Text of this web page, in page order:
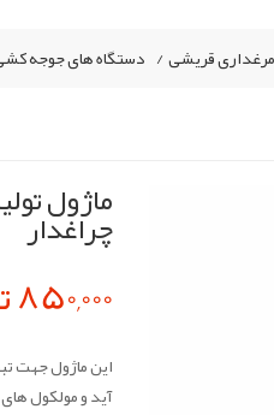
قریشی/ دستگاه های جوجه
چراغدار
850,000 تومان
این ماژول جهت
آید و مولکول